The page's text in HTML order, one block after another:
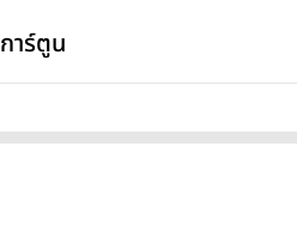
การ์ตูน